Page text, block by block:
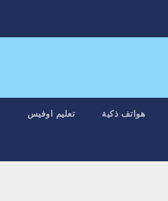
هواتف ذكية تعليم اوفيس